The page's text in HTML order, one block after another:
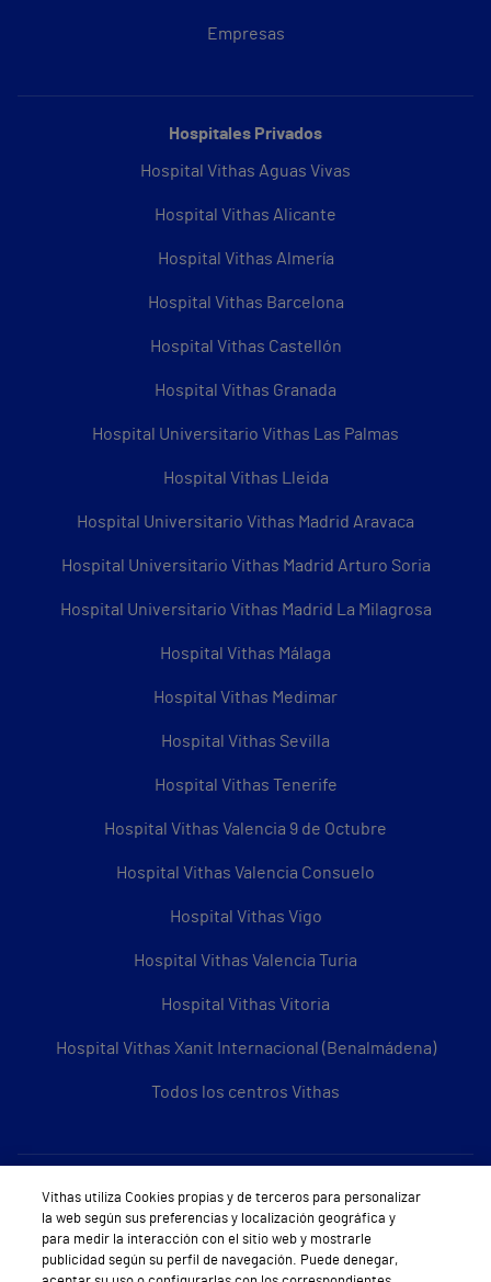
Empresas
Hospitales Privados
Hospital Vithas Aguas Vivas
Hospital Vithas Alicante
Hospital Vithas Almería
Hospital Vithas Barcelona
Hospital Vithas Castellón
Hospital Vithas Granada
Hospital Universitario Vithas Las Palmas
Hospital Vithas Lleida
Hospital Universitario Vithas Madrid Aravaca
Hospital Universitario Vithas Madrid Arturo Soria
Hospital Universitario Vithas Madrid La Milagrosa
Hospital Vithas Málaga
Hospital Vithas Medimar
Hospital Vithas Sevilla
Hospital Vithas Tenerife
Hospital Vithas Valencia 9 de Octubre
Hospital Vithas Valencia Consuelo
Hospital Vithas Vigo
Hospital Vithas Valencia Turia
Hospital Vithas Vitoria
Hospital Vithas Xanit Internacional (Benalmádena)
Todos los centros Vithas
Sobre Vithas
Quiénes somos
Trabajar en Vithas
Vithas utiliza Cookies propias y de terceros para personalizar
la web según sus preferencias y localización geográfica y
para medir la interacción con el sitio web y mostrarle
publicidad según su perfil de navegación. Puede denegar,